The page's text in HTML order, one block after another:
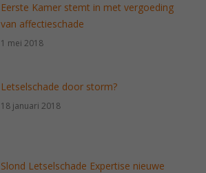
Eerste Kamer stemt in met vergoeding
van affectieschade
1 mei 2018
Letselschade door storm?
18 januari 2018
Slond Letselschade Expertise nieuwe